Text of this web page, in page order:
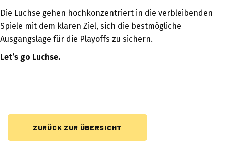
Die Luchse gehen hochkonzentriert in die verbleibenden
Spiele mit dem klaren Ziel, sich die bestmögliche
Ausgangslage für die Playoffs zu sichern.
Let’s go Luchse.
ZURÜCK ZUR ÜBERSICHT